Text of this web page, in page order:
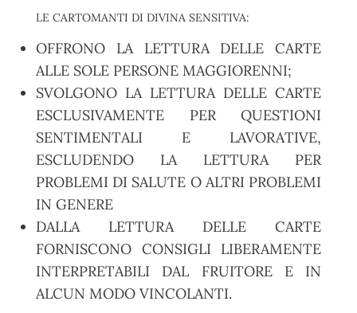
LE CARTOMANTI DI DIVINA SENSITIVA:
OFFRONO LA LETTURA DELLE CARTE
ALLE SOLE PERSONE MAGGIORENNI;
SVOLGONO LA LETTURA DELLE CARTE
ESCLUSIVAMENTE PER QUESTIONI
SENTIMENTALI E LAVORATIVE,
ESCLUDENDO LA LETTURA PER
PROBLEMI DI SALUTE O ALTRI PROBLEMI
IN GENERE
DALLA LETTURA DELLE CARTE
FORNISCONO CONSIGLI LIBERAMENTE
INTERPRETABILI DAL FRUITORE E IN
ALCUN MODO VINCOLANTI.